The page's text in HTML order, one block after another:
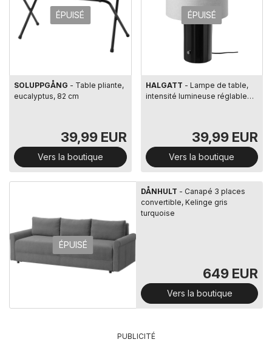
ÉPUISÉ
SOLUPPGÅNG - Table pliante,
eucalyptus, 82 cm
39,99 EUR
Vers la boutique
ÉPUISÉ
HALGATT - Lampe de table,
intensité lumineuse réglable
39,99 EUR
Vers la boutique
ÉPUISÉ
DÅNHULT - Canapé 3 places
convertible, Kelinge gris
turquoise
649 EUR
Vers la boutique
PUBLICITÉ